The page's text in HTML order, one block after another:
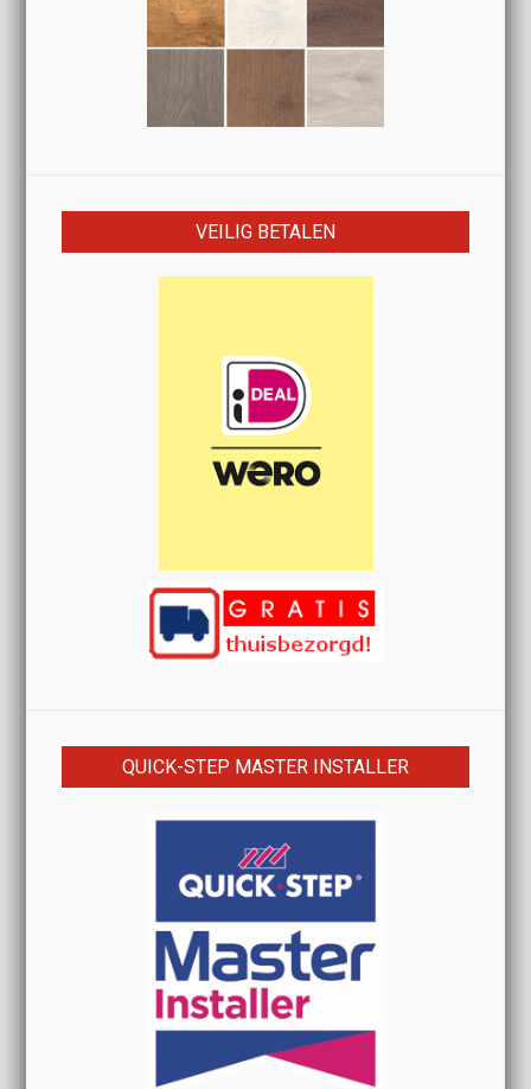
VEILIG BETALEN
QUICK-STEP MASTER INSTALLER